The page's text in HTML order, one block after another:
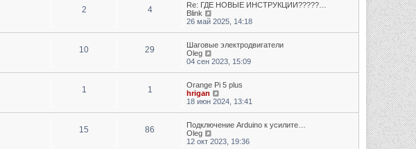
2 4
Re: ГДЕ НОВЫЕ ИНСТРУКЦИИ?????…
Blink
26 май 2025, 14:18
10 29
Шаговые электродвигатели
Oleg
04 сен 2023, 15:09
1 1
Orange Pi 5 plus
hrigan
18 июн 2024, 13:41
15 86
Подключение Arduino к усилите…
Oleg
12 окт 2023, 19:36